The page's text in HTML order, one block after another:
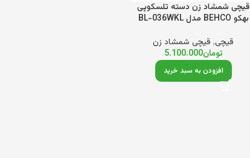
قیچی شمشاد زن دسته تلسکوپی
بهکو BEHCO مدل BL-036WKL
قیچی, قیچی شمشاد زن
تومان5.100.000
افزودن به سبد خرید